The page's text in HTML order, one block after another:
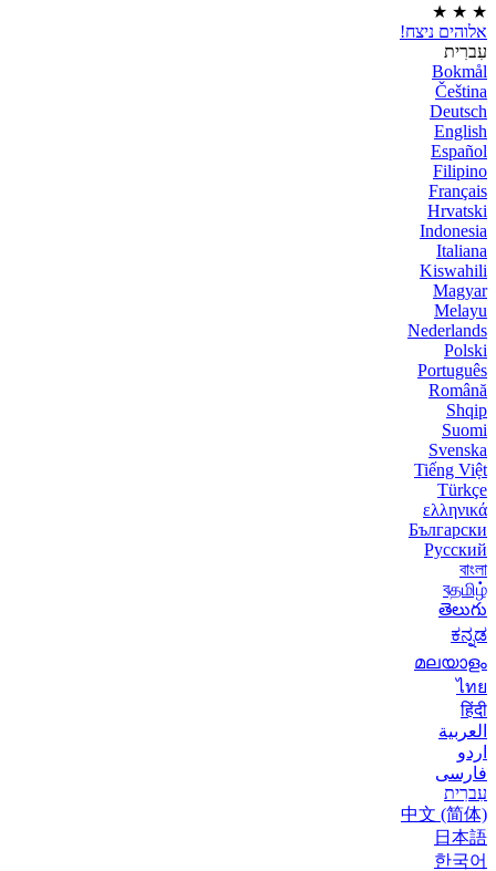
★
★
★
אלוהים ניצח!
עִברִית
Bokmål
Čeština
Deutsch
English
Español
Filipino
Français
Hrvatski
Indonesia
Italiana
Kiswahili
Magyar
Melayu
Nederlands
Polski
Português
Română
Shqip
Suomi
Svenska
Tiếng Việt
Türkçe
ελληνικά
Български
Русский
বাংলা
বதமிழ்
తెలుగు
ಕನ್ನಡ
മലയാളം
ไทย
हिंदी
العربية
اردو
فارسی
עִברִית
中文 (简体)
日本語
한국어